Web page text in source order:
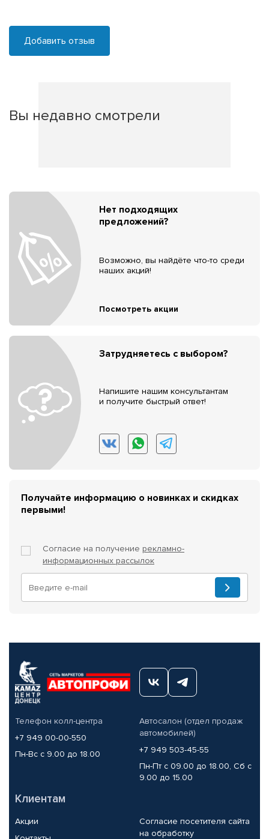
Добавить отзыв
Вы недавно смотрели
Нет подходящих
предложений?
Возможно, вы найдёте что-то среди
наших акций!
Посмотреть акции
Затрудняетесь с выбором?
Напишите нашим консультантам
и получите быстрый ответ!
Получайте информацию о новинках и скидках
первыми!
Согласие на получение рекламно-
информационных рассылок
Телефон колл-центра
+7 949 00-00-550
Пн-Вс с 9.00 до 18.00
Автосалон (отдел продаж
автомобилей)
+7 949 503-45-55
Пн-Пт с 09.00 до 18.00, Сб с
9.00 до 15.00
Клиентам
Акции
Согласие посетителя сайта
на обработку